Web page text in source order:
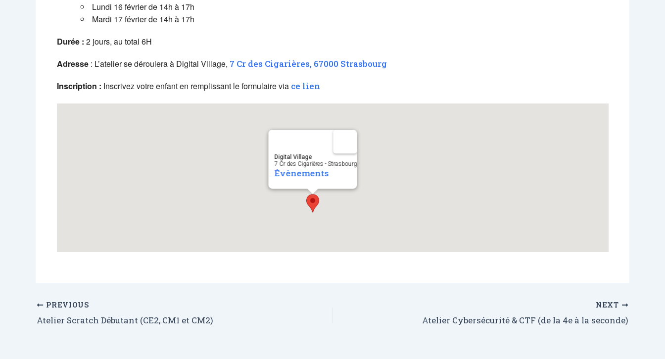
Lundi 16 février de 14h à 17h
Mardi 17 février de 14h à 17h
Durée : 2 jours, au total 6H
Adresse: L’atelier se déroulera à Digital Village, 7 Cr des Cigarières, 67000 Strasbourg
Inscription : Inscrivez votre enfant en remplissant le formulaire via ce lien
Digital Village
7 Cr des Cigarières - Strasbourg
Évènements
PREVIOUS
Atelier Scratch Débutant (CE2, CM1 et CM2)
NEXT
Atelier Cybersécurité & CTF (de la 4e à la seconde)